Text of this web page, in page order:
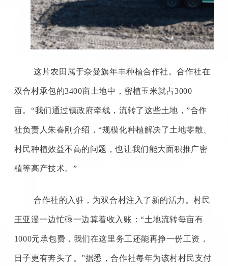
这片农田属于奈曼旗年丰种植合作社。合作社在
双合村承包的3400亩土地中，密植玉米就占3000
亩。“我们通过镇政府牵线，流转了这些土地，”合作
社负责人朱春刚介绍，“规模化种植解决了土地零散、
村民种植效益不高的问题，也让我们能大面积推广密
植等高产技术。”
合作社的入驻，为双合村注入了新的活力。村民
王亚漫一边忙碌一边算着收入账：“土地流转每亩有
1000元承包费，我们在这里务工还能再挣一份工资，
日子更有奔头了。”据悉，合作社每年为该村村民支付